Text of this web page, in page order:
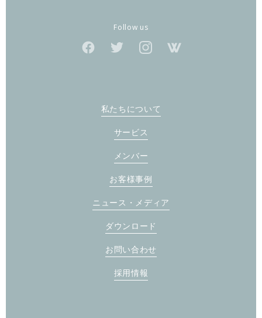
Follow us
私たちについて
サービス
メンバー
お客様事例
ニュース・メディア
ダウンロード
お問い合わせ
採用情報